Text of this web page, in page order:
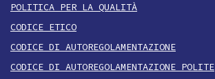
POLITICA PER LA QUALITÀ
CODICE ETICO
CODICE DI AUTOREGOLAMENTAZIONE
CODICE DI AUTOREGOLAMENTAZIONE POLITE